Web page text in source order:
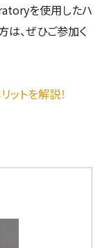
を使用したハ
は、ぜひご参加く
トを解説！